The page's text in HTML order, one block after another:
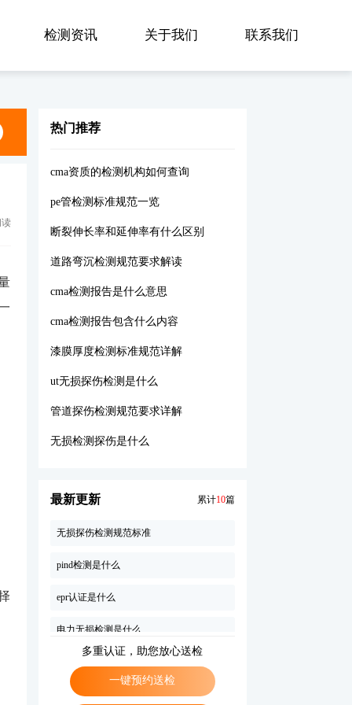
检测资讯 关于我们 联系我们
热门推荐
cma资质的检测机构如何查询
pe管检测标准规范一览
断裂伸长率和延伸率有什么区别
道路弯沉检测规范要求解读
cma检测报告是什么意思
cma检测报告包含什么内容
漆膜厚度检测标准规范详解
ut无损探伤检测是什么
管道探伤检测规范要求详解
无损检测探伤是什么
最新更新 累计10篇
cma检测报告是什么意思
桩基自平衡检测规范要求有哪些
二级粉煤灰检测标准规范要求有哪些内容
多重认证，助您放心送检
一键预约送检